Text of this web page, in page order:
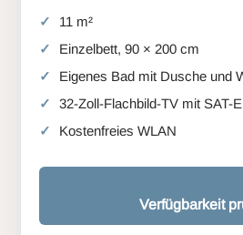
11 m²
Einzelbett, 90 × 200 cm
Eigenes Bad mit Dusche und
32-Zoll-Flachbild-TV mit SAT-
Kostenfreies WLAN
Verfügbarkeit